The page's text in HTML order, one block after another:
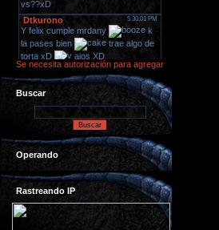
Se necesita autorización para agregar
Buscar
Operando
Rastreando IP